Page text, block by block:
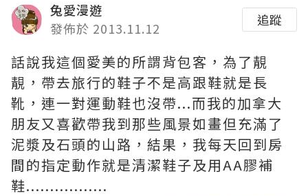
兔愛漫遊
發佈於 2013.11.12
追蹤
話說我這個愛美的所謂背包客，為了靚
靚，帶去旅行的鞋子不是高跟鞋就是長
靴，連一對運動鞋也沒帶...而我的加拿大
朋友又喜歡帶我到那些風景如畫但充滿了
泥漿及石頭的山路，結果，我每天回到房
間的指定動作就是清潔鞋子及用AA膠補
鞋.................